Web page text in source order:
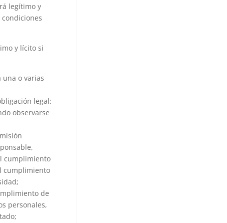
legítimo y
y lícito si
o varias
legal;
observarse
cumplimiento
cumplimiento
de
personales,